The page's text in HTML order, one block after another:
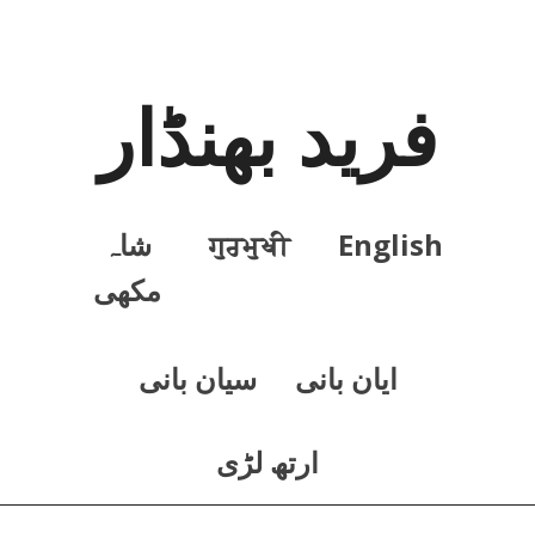
فرید بھنڈار
English
ਗੁਰਮੁਖੀ
شاہ
مکھی
ايان بانی سيان بانی
ارتھ لڑی